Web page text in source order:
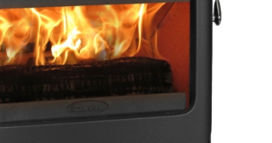
ΛΕΠΤΟΜΈΡΕΙΕΣ